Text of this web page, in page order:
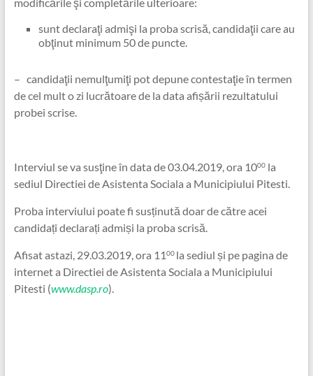
sunt declaraţi admişi la proba scrisă, candidaţii care au
obţinut minimum 50 de puncte.
– candidaţii nemulţumiţi pot depune contestaţie în termen
de cel mult o zi lucrătoare de la data afișării rezultatului
probei scrise.
Interviul se va susţine în data de 03.04.2019, ora 1000la
sediul Directiei de Asistenta Sociala a Municipiului Pitesti.
Proba interviului poate fi susținută doar de către acei
candidați declarați admiși la proba scrisă.
Afisat astazi, 29.03.2019, ora 1100 la sediul și pe pagina de
internet a Directiei de Asistenta Sociala a Municipiului
Pitesti (www.dasp.ro).